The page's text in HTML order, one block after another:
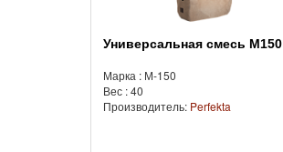
Универсальная смесь М150
Марка : М-150
Вес : 40
Производитель: Perfekta